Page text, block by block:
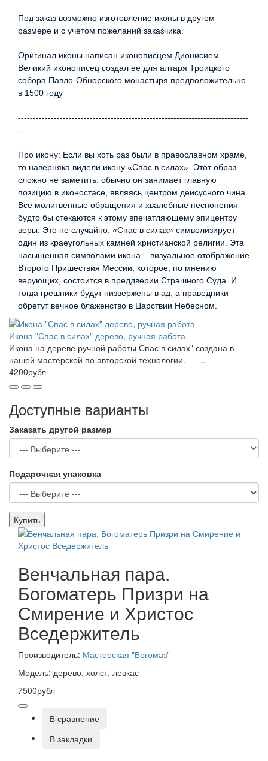
Под заказ возможно изготовление иконы в другом
размере и с учетом пожеланий заказчика.
Оригинал иконы написан иконописцем Дионисием.
Великий иконописец создал ее для алтаря Троицкого
собора Павло-Обнорского монастыря предположительно
в 1500 году
-----------------------------------------------------------------------------
--
Про икону: Если вы хоть раз были в православном храме,
то наверняка видели икону «Спас в силах». Этот образ
сложно не заметить: обычно он занимает главную
позицию в иконостасе, являясь центром деисусного чина.
Все молитвенные обращения и хвалебные песнопения
будто бы стекаются к этому впечатляющему эпицентру
веры. Это не случайно: «Спас в силах» символизирует
один из краеугольных камней христианской религии. Эта
насыщенная символами икона – визуальное отображение
Второго Пришествия Мессии, которое, по мнению
верующих, состоится в преддверии Страшного Суда. И
тогда грешники будут низвержены в ад, а праведники
обретут вечное блаженство в Царствии Небесном.
Икона "Спас в силах" дерево, ручная работа
Икона на дереве ручной работы Спас в силах" создана в
нашей мастерской по авторской технологии.-----..
4200рубл
Доступные варианты
Заказать другой размер
Подарочная упаковка
Купить
Венчальная пара.
Богоматерь Призри на
Смирение и Христос
Вседержитель
Производитель: Мастерская "Богомаз"
Модель: дерево, холст, левкас
7500рубл
В сравнение
В закладки